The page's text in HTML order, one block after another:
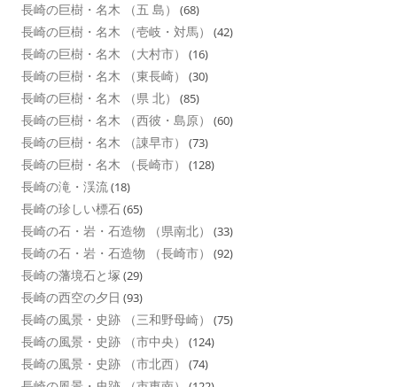
長崎の巨樹・名木 （五 島） (68)
長崎の巨樹・名木 （壱岐・対馬） (42)
長崎の巨樹・名木 （大村市） (16)
長崎の巨樹・名木 （東長崎） (30)
長崎の巨樹・名木 （県 北） (85)
長崎の巨樹・名木 （西彼・島原） (60)
長崎の巨樹・名木 （諌早市） (73)
長崎の巨樹・名木 （長崎市） (128)
長崎の滝・渓流(18)
長崎の珍しい標石(65)
長崎の石・岩・石造物 （県南北） (33)
長崎の石・岩・石造物 （長崎市） (92)
長崎の藩境石と塚 (29)
長崎の西空の夕日 (93)
長崎の風景・史跡 （三和野母崎） (75)
長崎の風景・史跡 （市中央） (124)
長崎の風景・史跡 （市北西） (74)